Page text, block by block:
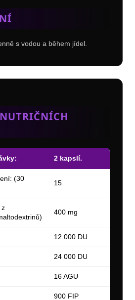
s vodou a během jídel.
2 kapslí.
(30
15
z
400 mg
12 000 DU
24 000 DU
16 AGU
900 FIP